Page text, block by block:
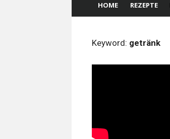
HOME REZEPTE
Keyword: getränk